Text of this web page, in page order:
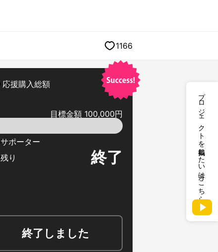
プロジェクトを掲載したい方はこちら
1166
応援購入総額
目標金額 100,000円
サポーター
残り
終了
終了しました